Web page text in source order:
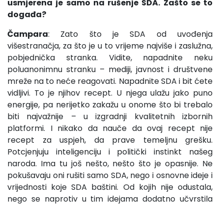
usmjerena je samo na rušenje SDA. Zašto se to
događa?
Čampara: Zato što je SDA od uvođenja
višestranačja, za što je u to vrijeme najviše i zaslužna,
pobjednička stranka. Vidite, napadnite neku
poluanonimnu stranku – mediji, javnost i društvene
mreže na to neće reagovati. Napadnite SDA i bit ćete
vidljivi. To je njihov recept. U njega ulažu jako puno
energije, pa nerijetko zakažu u onome što bi trebalo
biti najvažnije – u izgradnji kvalitetnih izbornih
platformi. I nikako da nauče da ovaj recept nije
recept za uspjeh, da prave temeljnu grešku.
Potcjenjuju inteligenciju i politički instinkt našeg
naroda. Ima tu još nešto, nešto što je opasnije. Ne
pokušavaju oni rušiti samo SDA, nego i osnovne ideje i
vrijednosti koje SDA baštini. Od kojih nije odustala,
nego se naprotiv u tim idejama dodatno učvrstila